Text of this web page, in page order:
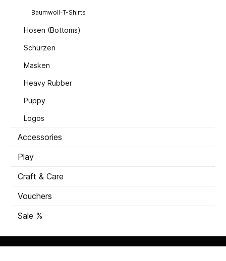
Baumwoll-T-Shirts
Hosen (Bottoms)
Schürzen
Masken
Heavy Rubber
Puppy
Logos
Accessories
Play
Craft & Care
Vouchers
Sale %